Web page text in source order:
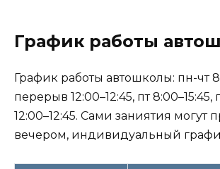
График работы
График работы автошколы: пн-чт
перерыв 12:00–12:45, пт
12:00–12:45. Сами заниятия могут
вечером, индивидуальный